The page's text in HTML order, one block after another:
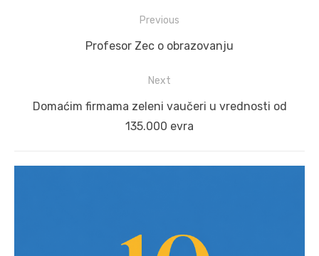
navigation
Previous
Previous
Profesor Zec o obrazovanju
Next
Next
Domaćim firmama zeleni vaučeri u vrednosti od
135.000 evra